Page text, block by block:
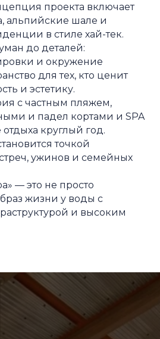
проекта включает
альпийские шале и
в стиле хай-тек.
до деталей:
и окружение
для тех, кто ценит
и эстетику.
с частным пляжем,
и падел кортами и SPA
круглый год.
точкой
ужинов и семейных
— это не просто
жизни у воды с
и высоким